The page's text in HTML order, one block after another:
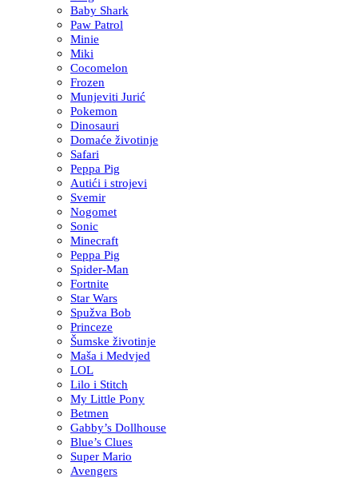
Baby Shark
Paw Patrol
Minie
Miki
Cocomelon
Frozen
Munjeviti Jurić
Pokemon
Dinosauri
Domaće životinje
Safari
Peppa Pig
Autići i strojevi
Svemir
Nogomet
Sonic
Minecraft
Peppa Pig
Spider-Man
Fortnite
Star Wars
Spužva Bob
Princeze
Šumske životinje
Maša i Medvjed
LOL
Lilo i Stitch
My Little Pony
Betmen
Gabby’s Dollhouse
Blue’s Clues
Super Mario
Avengers